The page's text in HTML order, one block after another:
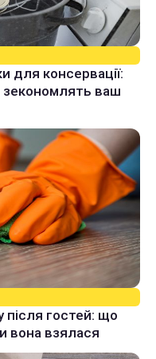
для консервації:
зекономлять ваш
гостей: що
вона взялася